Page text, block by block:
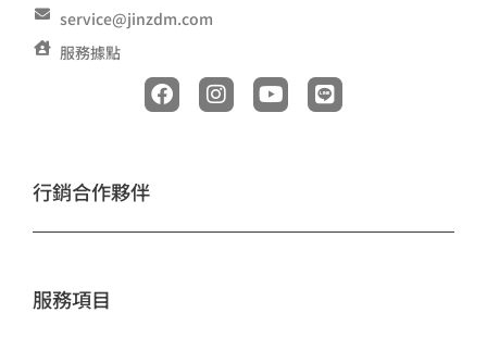
service@jinzdm.com
服務據點
F
a
c
k
I
n
s
a
Y
o
u
L
i
n
行銷合作夥伴
服務項目